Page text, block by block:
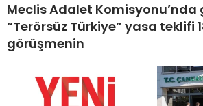
Meclis Adalet Komisyonu’nda
“Terörsüz Türkiye” yasa teklifi
görüşmenin